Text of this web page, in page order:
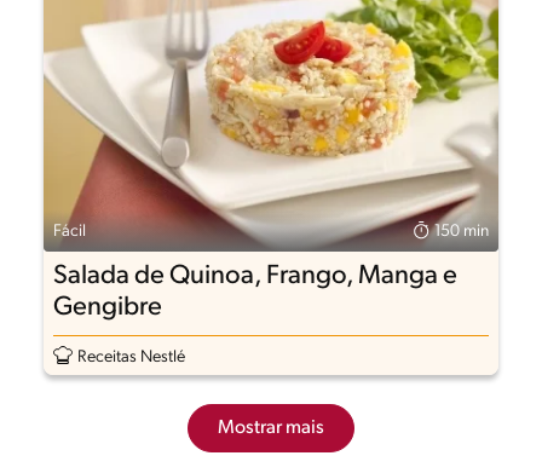
Fácil 150 min
Salada de Quinoa, Frango, Manga e
Gengibre
Receitas Nestlé
Mostrar mais